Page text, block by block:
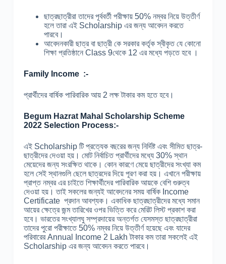
ছাত্রছাত্রীরা তাদের পূর্ববর্তী পরীক্ষায় 50% নম্বর নিয়ে উত্তীর্ণ
হলে তারা এই Scholarship এর জন্য আবেদন করতে
পারবে।
আবেদনকারী ছাত্র বা ছাত্রী কে সরকার কর্তৃক স্বীকৃত যে কোনো
শিক্ষা প্রতিষ্ঠানে Class 9থেকে 12 এর মধ্যে পড়তে হবে ।
Family Income :-
প্রার্থীদের বার্ষিক পারিবারিক আয় 2 লক্ষ টাকার কম হতে হবে।
Begum Hazrat Mahal Scholarship Scheme
2022 Selection Process:-
এই Scholarship টি প্রত্যেক বছরের জন্য নির্দিষ্ট এবং সীমিত ছাত্র-
ছাত্রীদের দেওয়া হয়। মোট নির্বাচিত প্রার্থীদের মধ্যে 30% স্থান
মেয়েদের জন্য সংরক্ষিত থাকে। কোন কারণে মেয়ে ছাত্রীদের সংখ্যা কম
হলে সেই স্থানগুলি ছেলে ছাত্রদের দিয়ে পূরণ করা হয়। এখানে পরীক্ষায়
প্রাপ্ত নম্বর এর চাইতে শিক্ষার্থীদের পারিবারিক আয়কে বেশি গুরুত্ব
দেওয়া হয়। তাই সকলের জন্যই আবেদনের সময় বার্ষিক Income
Certificate প্রদান আবশ্যক। একাধিক ছাত্রছাত্রীদের মধ্যে সমান
আয়ের ক্ষেত্রে জন্ম তারিখের ওপর ভিত্তি করে মেরিট লিস্ট প্রকাশ করা
হবে। ভারতের সংখ্যালঘু সম্প্রদায়ের অন্তর্গত যেসমস্ত ছাত্রছাত্রীরা
তাদের পুরো পরীক্ষাতে 50% নম্বর নিয়ে উত্তীর্ণ হয়েছে এবং যাদের
পরিবারের Annual Income 2 Lakh টাকার কম তারা সকলেই এই
Scholarship এর জন্য আবেদন করতে পারবে।